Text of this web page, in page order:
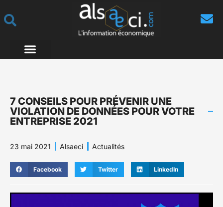
7 CONSEILS POUR PRÉVENIR UNE
VIOLATION DE DONNÉES POUR VOTRE
ENTREPRISE 2021
23 mai 2021 Alsaeci Actualités
Facebook Twitter LinkedIn